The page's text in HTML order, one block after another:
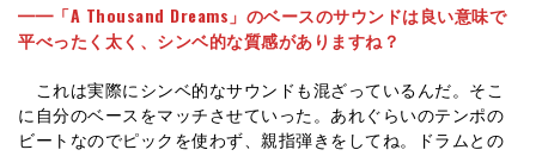
━━「A Thousand Dreams」のベースのサウンドは良い意味で
平べったく太く、シンベ的な質感がありますね？
これは実際にシンベ的なサウンドも混ざっているんだ。そこ
に自分のベースをマッチさせていった。あれぐらいのテンポの
ビートなのでピックを使わず、親指弾きをしてね。ドラムとの